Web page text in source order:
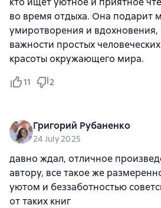
во время отдыха. Она подарит
умиротворения и
важности простых
красоты окружающего мира.
11 2
Григорий Рубаненко
24 July 2025
давно ждал, отличное
автору, все такое же
уютом и беззаботностью
от таких книг